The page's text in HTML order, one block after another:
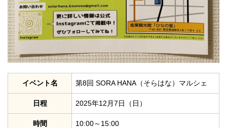
イベント名 第8回 SORA HANA（そらはな）マルシェ
日程 2025年12月7日（日）
時間 10:00～15:00